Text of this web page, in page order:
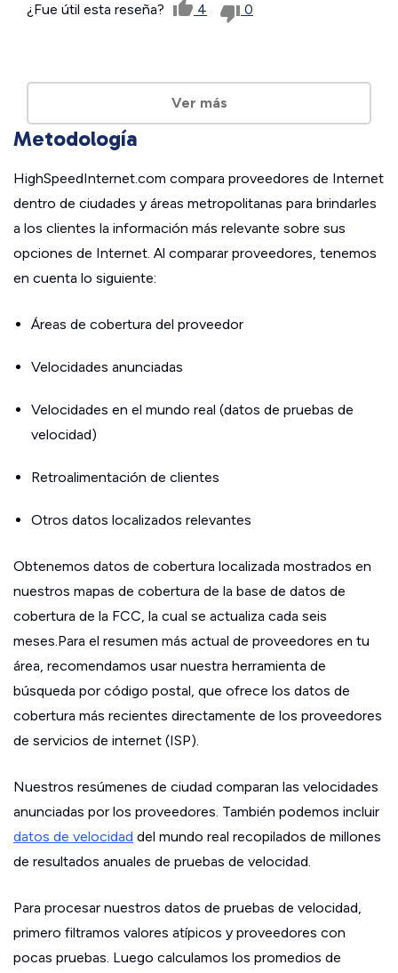
¿Fue útil esta reseña? 4 0
Ver más
Metodología
HighSpeedInternet.com compara proveedores de Internet
dentro de ciudades y áreas metropolitanas para brindarles
a los clientes la información más relevante sobre sus
opciones de Internet. Al comparar proveedores, tenemos
en cuenta lo siguiente:
Áreas de cobertura del proveedor
Velocidades anunciadas
Velocidades en el mundo real (datos de pruebas de
velocidad)
Retroalimentación de clientes
Otros datos localizados relevantes
Obtenemos datos de cobertura localizada mostrados en
nuestros mapas de cobertura de la base de datos de
cobertura de la FCC, la cual se actualiza cada seis
meses.Para el resumen más actual de proveedores en tu
área, recomendamos usar nuestra herramienta de
búsqueda por código postal, que ofrece los datos de
cobertura más recientes directamente de los proveedores
de servicios de internet (ISP).
Nuestros resúmenes de ciudad comparan las velocidades
anunciadas por los proveedores. También podemos incluir
datos de velocidad del mundo real recopilados de millones
de resultados anuales de pruebas de velocidad.
Para procesar nuestros datos de pruebas de velocidad,
primero filtramos valores atípicos y proveedores con
pocas pruebas. Luego calculamos los promedios de